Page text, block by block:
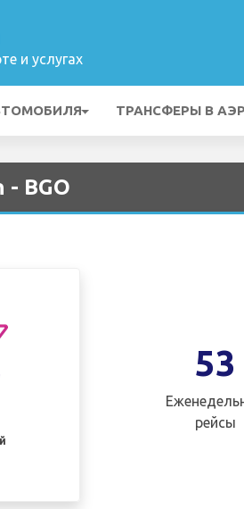
и услугах
ТРАНСФЕРЫ В
- BGO
53
рейсы